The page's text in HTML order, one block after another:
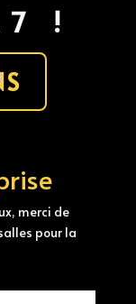
!
merci de
pour la